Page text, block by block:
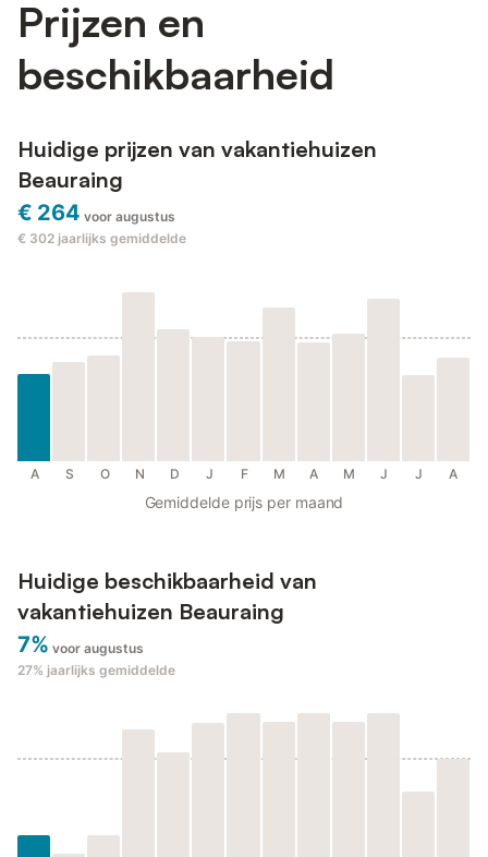
Prijzen en
beschikbaarheid
Huidige prijzen van vakantiehuizen
Beauraing
€ 264 voor augustus
€ 302 jaarlijks gemiddelde
A S O N D J F M A M J J A
Gemiddelde prijs per maand
Huidige beschikbaarheid van
vakantiehuizen Beauraing
7% voor augustus
27% jaarlijks gemiddelde